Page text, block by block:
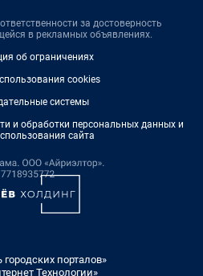
за достоверность
в рекламных объявлениях.
об ограничениях
cookies
системы
и обработки персональных данных и
сайта
порталов»
Технологии»